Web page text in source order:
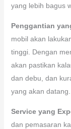
yang lebih bagus
Penggantian
mobil akan
tinggi. Dengan
akan pastikan
dan debu, dan
yang akan datang.
Service yang
dan pemasaran